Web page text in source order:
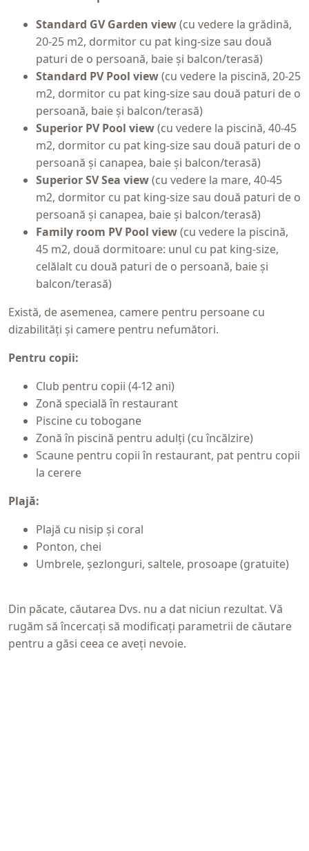
Standard GV Garden view(cu vedere la grădină,
20-25 m2, dormitor cu pat king-size sau două
paturi de o persoană, baie și balcon/terasă)
Standard PV Pool view(cu vedere la piscină, 20-25
m2, dormitor cu pat king-size sau două paturi de o
persoană, baie și balcon/terasă)
Superior PV Pool view(cu vedere la piscină, 40-45
m2, dormitor cu pat king-size sau două paturi de o
persoană și canapea, baie și balcon/terasă)
Superior SV Sea view(cu vedere la mare, 40-45
m2, dormitor cu pat king-size sau două paturi de o
persoană și canapea, baie și balcon/terasă)
Family room PV Pool view(cu vedere la piscină,
45 m2, două dormitoare: unul cu pat king-size,
celălalt cu două paturi de o persoană, baie și
balcon/terasă)
Există, de asemenea, camere pentru persoane cu
dizabilități și camere pentru nefumători.
Pentru copii:
Club pentru copii (4-12 ani)
Zonă specială în restaurant
Piscine cu tobogane
Zonă în piscină pentru adulți (cu încălzire)
Scaune pentru copii în restaurant, pat pentru copii
la cerere
Plajă:
Plajă cu nisip și coral
Ponton, chei
Umbrele, șezlonguri, saltele, prosoape (gratuite)
Din păcate, căutarea Dvs. nu a dat niciun rezultat. Vă
rugăm să încercați să modificați parametrii de căutare
pentru a găsi ceea ce aveți nevoie.